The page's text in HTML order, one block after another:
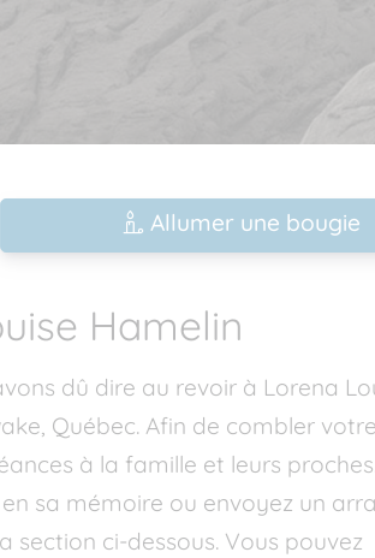
Allumer une bougie
Hamelin
dû dire au revoir à Lorena
Québec. Afin de combler
à la famille et leurs
sa mémoire ou envoyez un
section ci-dessous. Vous pouvez